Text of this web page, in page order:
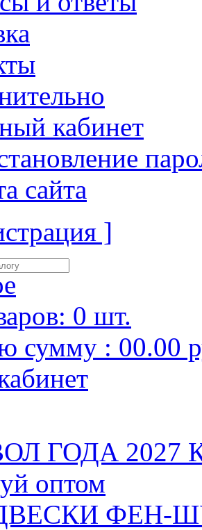
кабинет
сайта
]
0 шт.
сумму : 00.00
ГОДА 2027
оптом
ФЕН-